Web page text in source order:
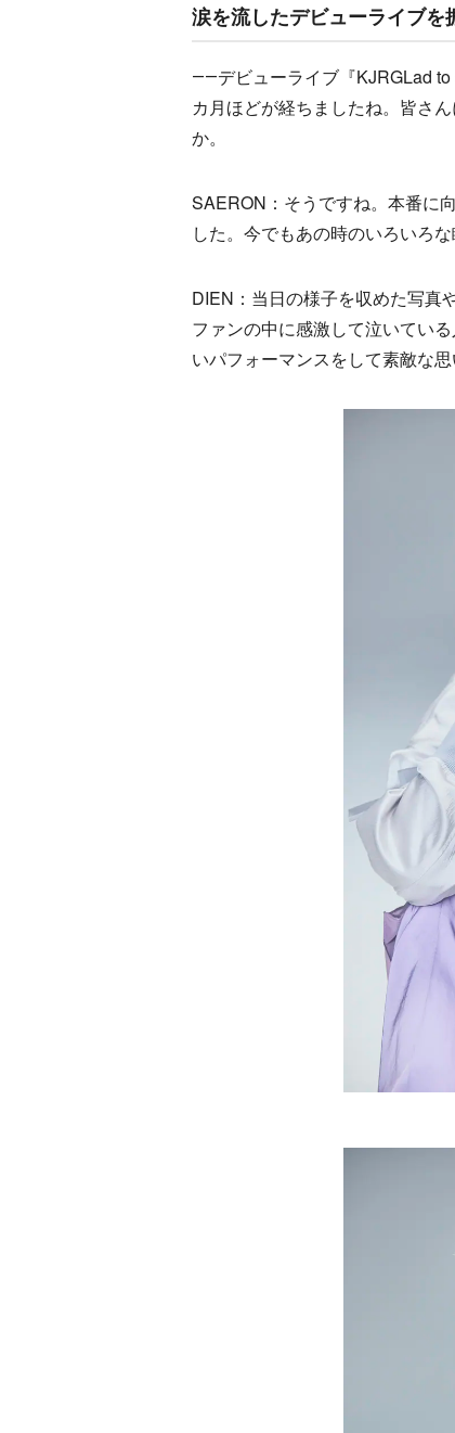
涙を流したデビューライブを
――デビューライブ『KJRGLad
カ月ほどが経ちましたね。皆さ
か。
SAERON：そうですね。本番に
した。今でもあの時のいろいろ
DIEN：当日の様子を収めた写真
ファンの中に感激して泣いてい
いパフォーマンスをして素敵な